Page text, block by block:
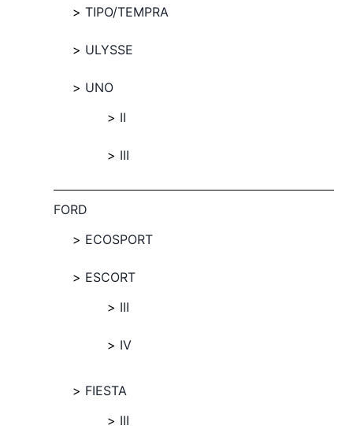
TIPO/TEMPRA
ULYSSE
UNO
II
III
FORD
ECOSPORT
ESCORT
III
IV
FIESTA
III